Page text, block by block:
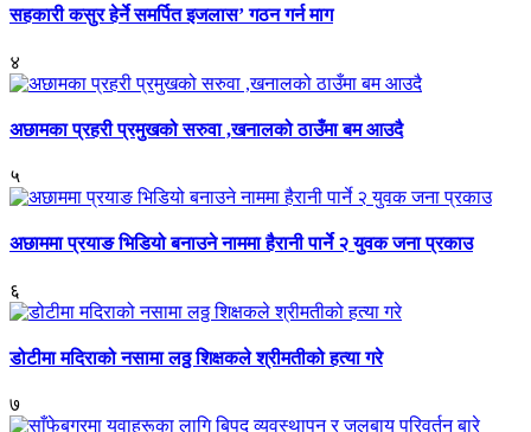
सहकारी कसुर हेर्ने समर्पित इजलास’ गठन गर्न माग
४
अछामका प्रहरी प्रमुखको सरुवा ,खनालको ठाउँमा बम आउदै
५
अछाममा प्रयाङ भिडियो बनाउने नाममा हैरानी पार्ने २ युवक जना प्रकाउ
६
डोटीमा मदिराको नसामा लठ्ठ शिक्षकले श्रीमतीको हत्या गरे
७